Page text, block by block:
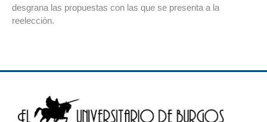
desgrana las propuestas con las que se presenta a la
reelección.